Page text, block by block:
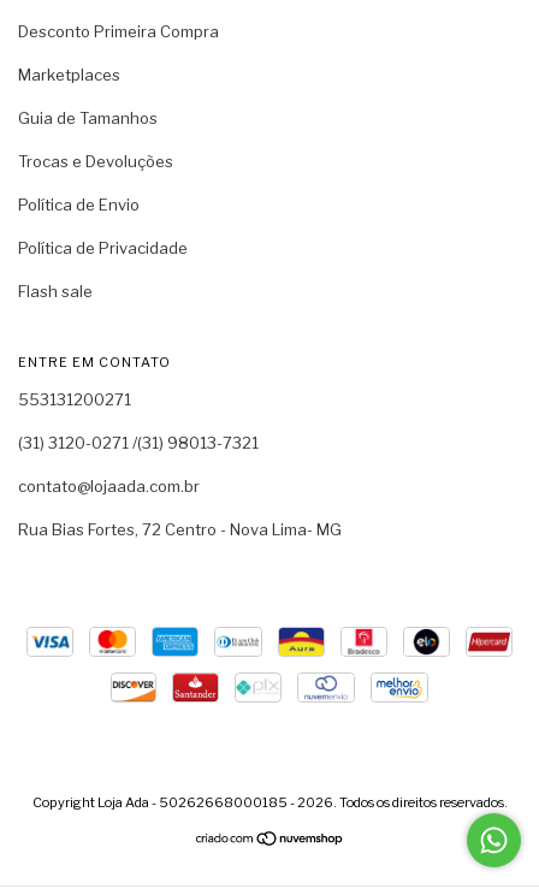
Desconto Primeira Compra
Marketplaces
Guia de Tamanhos
Trocas e Devoluções
Política de Envio
Política de Privacidade
Flash sale
ENTRE EM CONTATO
553131200271
(31) 3120-0271 /(31) 98013-7321
contato@lojaada.com.br
Rua Bias Fortes, 72 Centro - Nova Lima- MG
Copyright Loja Ada - 50262668000185 - 2026. Todos os direitos reservados.